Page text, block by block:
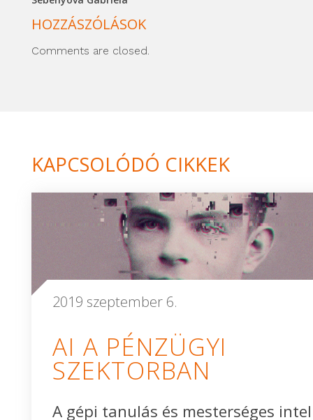
HOZZÁSZÓLÁSOK
Comments are closed.
KAPCSOLÓDÓ CIKKEK
2019 szeptember 6.
AI A PÉNZÜGYI
SZEKTORBAN
A gépi tanulás és mesterséges